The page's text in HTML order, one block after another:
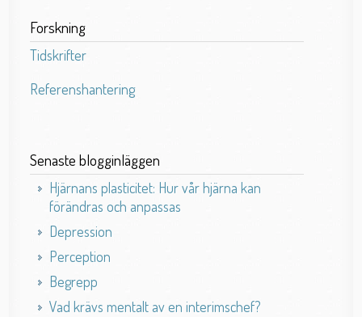
Forskning
Tidskrifter
Referenshantering
Senaste blogginläggen
Hjärnans plasticitet: Hur vår hjärna kan
förändras och anpassas
Depression
Perception
Begrepp
Vad krävs mentalt av en interimschef?